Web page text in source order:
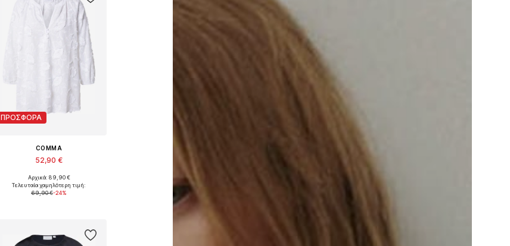
ΠΡΟΣΦΟΡΑ
COMMA
52,90 €
Διαθέσιμα μεγέθη: XS, S, M, L
Προσθήκη στο καλάθι
Αρχικά: 89,90 €
Τελευταία χαμηλότερη τιμή:
69,90 €-24%